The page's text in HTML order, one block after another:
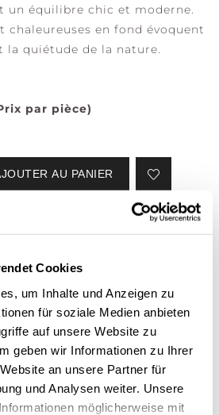
Cookies
um Inhalte und Anzeigen zu
für soziale Medien anbieten
auf unsere Website zu
geben wir Informationen zu Ihrer
an unsere Partner für
und Analysen weiter. Unsere
möglicherweise mit
un équilibre chic et moderne.
chaleureuses en fond évoquent
la quiétude de la nature.
par pièce)
AU PANIER
est: en stock
D'ENSEMBLE